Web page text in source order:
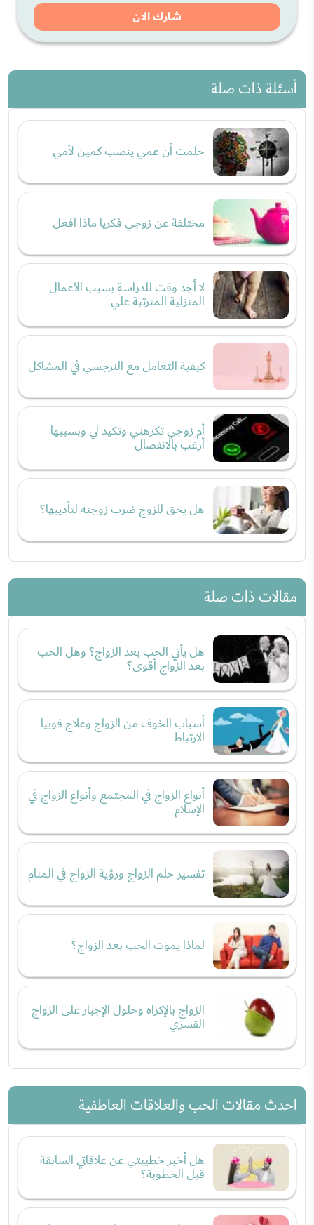
شارك الان
أسئلة ذات صلة
حلمت أن عمي ينصب كمين لأمي
مختلفة عن زوجي فكريا ماذا افعل
لا أجد وقت للدراسة بسبب الأعمال
المنزلية المترتبة علي
كيفية التعامل مع النرجسي في المشاكل
أم زوجي تكرهني وتكيد لي وبسببها
أرغب بالانفصال
هل يحق للزوج ضرب زوجته لتأديبها؟
مقالات ذات صلة
هل يأتي الحب بعد الزواج؟ وهل الحب
بعد الزواج أقوى؟
أسباب الخوف من الزواج وعلاج فوبيا
الارتباط
أنواع الزواج في المجتمع وأنواع الزواج في
الإسلام
تفسير حلم الزواج ورؤية الزواج في المنام
لماذا يموت الحب بعد الزواج؟
الزواج بالإكراه وحلول الإجبار على الزواج
القسري
احدث مقالات الحب والعلاقات العاطفية
هل أخبر خطيبتي عن علاقاتي السابقة
قبل الخطوبة؟